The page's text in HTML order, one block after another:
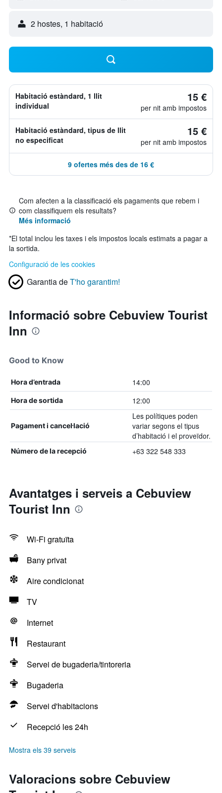
2 hostes, 1 habitació
Habitació estàndard, 1 llit
individual
15 €
per nit amb impostos
Habitació estàndard, tipus de llit
no especificat
15 €
per nit amb impostos
9 ofertes més des de 16 €
Com afecten a la classificació els pagaments que rebem i
com classifiquem els resultats?
Més informació
*El total inclou les taxes i els impostos locals estimats a pagar a
la sortida.
Configuració de les cookies
Garantia deT'ho garantim!
Informació sobre Cebuview Tourist
Inn
Good to Know
Hora d’entrada 14:00
Hora de sortida 12:00
Pagament i cancel·lació
Les polítiques poden
variar segons el tipus
d’habitació i el proveïdor.
Número de la recepció +63 322 548 333
Avantatges i serveis a Cebuview
Tourist Inn
Wi-Fi gratuïta
Bany privat
Aire condicionat
TV
Internet
Restaurant
Servei de bugaderia/tintoreria
Bugaderia
Servei d'habitacions
Recepció les 24h
Mostra els 39 serveis
Valoracions sobre Cebuview